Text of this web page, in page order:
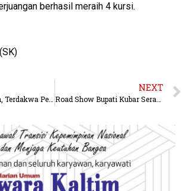
berhasil meraih 4 kursi.
Bentuk Keadilan, Terdakwa Penadah Pencurian Dapat Pembebasan Hukum Dari Kejaksaan
NEXT
Road Show Bupati Kubar Serahkan BLT ke Warga 4 Kampung